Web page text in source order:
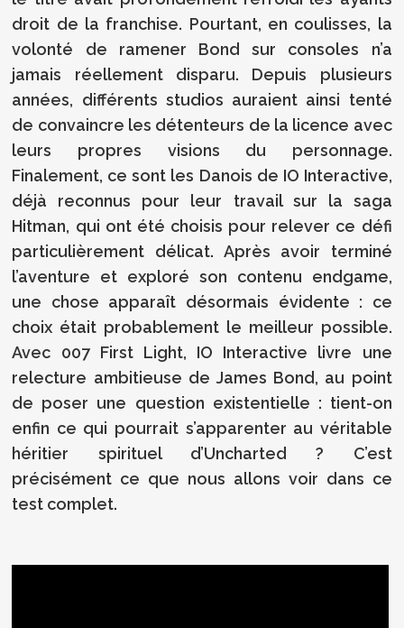
droit de la franchise. Pourtant, en coulisses, la
volonté de ramener Bond sur consoles n’a
jamais réellement disparu. Depuis plusieurs
années, différents studios auraient ainsi tenté
de convaincre les détenteurs de la licence avec
leurs propres visions du personnage.
Finalement, ce sont les Danois de IO Interactive,
déjà reconnus pour leur travail sur la saga
Hitman, qui ont été choisis pour relever ce défi
particulièrement délicat. Après avoir terminé
l’aventure et exploré son contenu endgame,
une chose apparaît désormais évidente : ce
choix était probablement le meilleur possible.
Avec 007 First Light, IO Interactive livre une
relecture ambitieuse de James Bond, au point
de poser une question existentielle : tient-on
enfin ce qui pourrait s’apparenter au véritable
héritier spirituel d’Uncharted ? C’est
précisément ce que nous allons voir dans ce
test complet.